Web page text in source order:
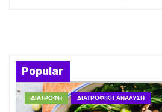
Popular
ΔΙΑΤΡΟΦΉ ΔΙΑΤΡΟΦΙΚΉ ΑΝΆΛΥΣΗ